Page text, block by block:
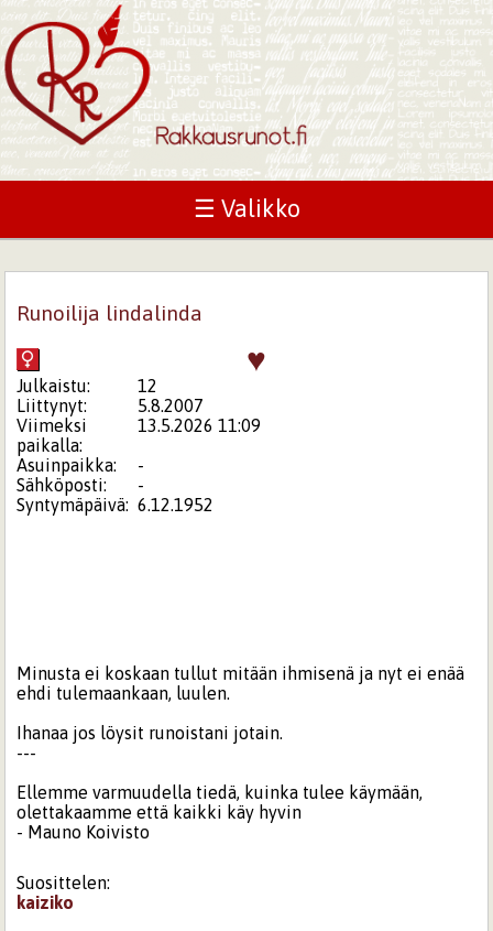
☰ Valikko
Runoilija lindalinda
♥
Julkaistu:
12
Liittynyt:
5.8.2007
Viimeksi
paikalla:
13.5.2026 11:09
Asuinpaikka:
-
Sähköposti:
-
Syntymäpäivä: 6.12.1952
Minusta ei koskaan tullut mitään ihmisenä ja nyt ei enää
ehdi tulemaankaan, luulen.
Ihanaa jos löysit runoistani jotain.
---
Ellemme varmuudella tiedä, kuinka tulee käymään,
olettakaamme että kaikki käy hyvin
- Mauno Koivisto
Suosittelen:
kaiziko